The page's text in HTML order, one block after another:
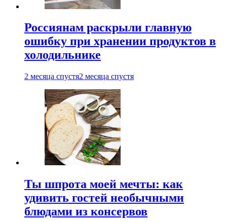
Россиянам раскрыли главную
ошибку при хранении продуктов в
холодильнике
2 месяца спустя2 месяца спустя
Ты шпрота моей мечты: как
удивить гостей необычными
блюдами из консервов